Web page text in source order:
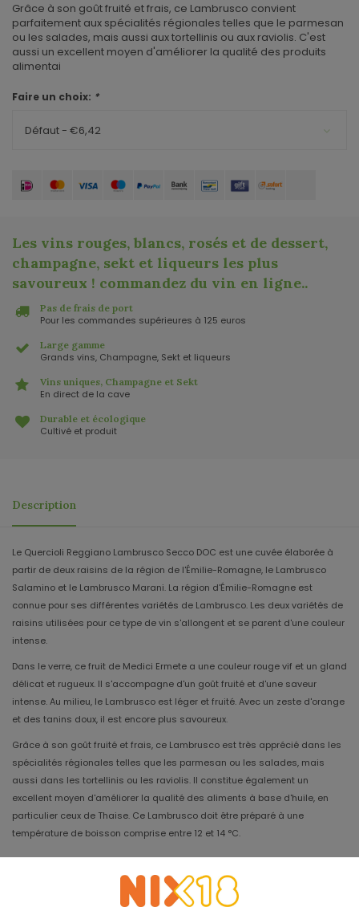
Grâce à son goût fruité et frais, ce Lambrusco convient
parfaitement aux spécialités régionales telles que le parmesan
ou les salades, mais aussi aux tortellinis ou aux raviolis. C'est
aussi un excellent moyen d'améliorer la qualité des produits
alimentai
Faire un choix: *
Défaut - €6,42
Les vins rouges, blancs, rosés et de dessert,
champagne, sekt et liqueurs les plus
savoureux ! commandez du vin en ligne..
Pas de frais de port
Pour les commandes supérieures à 125 euros
Large gamme
Grands vins, Champagne, Sekt et liqueurs
Vins uniques, Champagne et Sekt
En direct de la cave
Durable et écologique
Cultivé et produit
Description
Le Quercioli Reggiano Lambrusco Secco DOC est une cuvée élaborée à
partir de deux raisins de la région de l'Émilie-Romagne, le Lambrusco
Salamino et le Lambrusco Marani. La région d'Émilie-Romagne est
connue pour ses différentes variétés de Lambrusco. Les deux variétés de
raisins utilisées pour ce type de vin s'allongent et se parent d'une couleur
intense.
Dans le verre, ce fruit de Medici Ermete a une couleur rouge vif et un gland
délicat et rugueux. Il s'accompagne d'un goût fruité et d'une saveur
intense. Au milieu, le Lambrusco est léger et fruité. Avec un zeste d'orange
et des tanins doux, il est encore plus savoureux.
Grâce à son goût fruité et frais, ce Lambrusco est très apprécié dans les
spécialités régionales telles que les parmesan ou les salades, mais
aussi dans les tortellinis ou les raviolis. Il constitue également un
excellent moyen d'améliorer la qualité des aliments à base d'huile, en
particulier ceux de Thaise. Ce Lambrusco doit être préparé à une
température de boisson comprise entre 12 et 14 °C.